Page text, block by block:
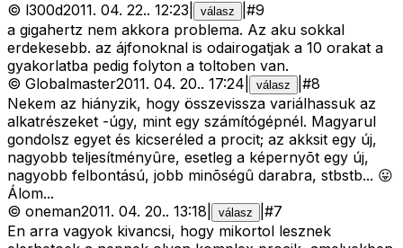
© l300d2011. 04. 22.. 12:23 válasz #9
a gigahertz nem akkora problema. Az aku sokkal
erdekesebb. az ájfonoknal is odairogatjak a 10 orakat a
gyakorlatba pedig folyton a toltoben van.
© Globalmaster2011. 04. 20.. 17:24 válasz #8
Nekem az hiányzik, hogy összevissza variálhassuk az
alkatrészeket -úgy, mint egy számítógépnél. Magyarul
gondolsz egyet és kicseréled a procit; az akksit egy új,
nagyobb teljesítményûre, esetleg a képernyõt egy új,
nagyobb felbontású, jobb minõségû darabra, stbstb... 😛
Álom...
© oneman2011. 04. 20.. 13:18 válasz #7
En arra vagyok kivancsi, hogy mikortol lesznek